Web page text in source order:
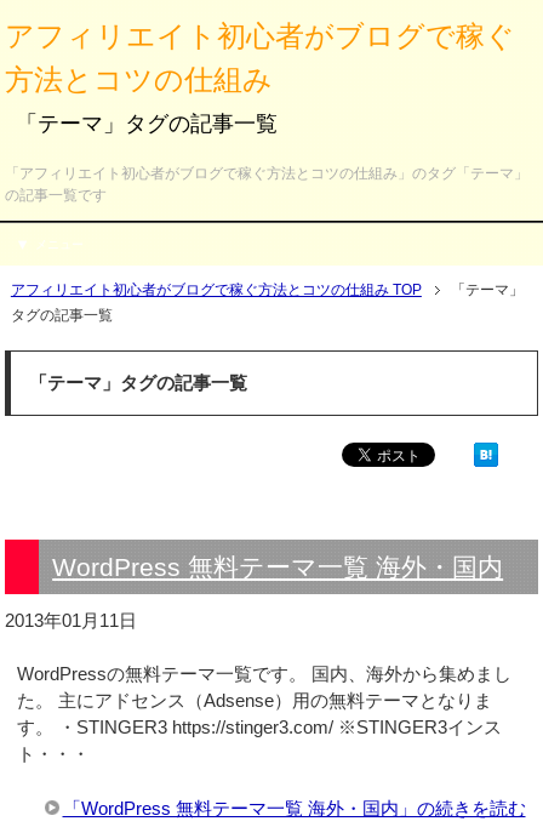
アフィリエイト初心者がブログで稼ぐ
方法とコツの仕組み
「テーマ」タグの記事一覧
「アフィリエイト初心者がブログで稼ぐ方法とコツの仕組み」のタグ「テーマ」
の記事一覧です
メニュー
アフィリエイト初心者がブログで稼ぐ方法とコツの仕組み TOP
「テーマ」
タグの記事一覧
「テーマ」タグの記事一覧
WordPress 無料テーマ一覧 海外・国内
2013年01月11日
WordPressの無料テーマ一覧です。 国内、海外から集めまし
た。 主にアドセンス（Adsense）用の無料テーマとなりま
す。 ・STINGER3 https://stinger3.com/ ※STINGER3インス
ト・・・
「WordPress 無料テーマ一覧 海外・国内」の続きを読む